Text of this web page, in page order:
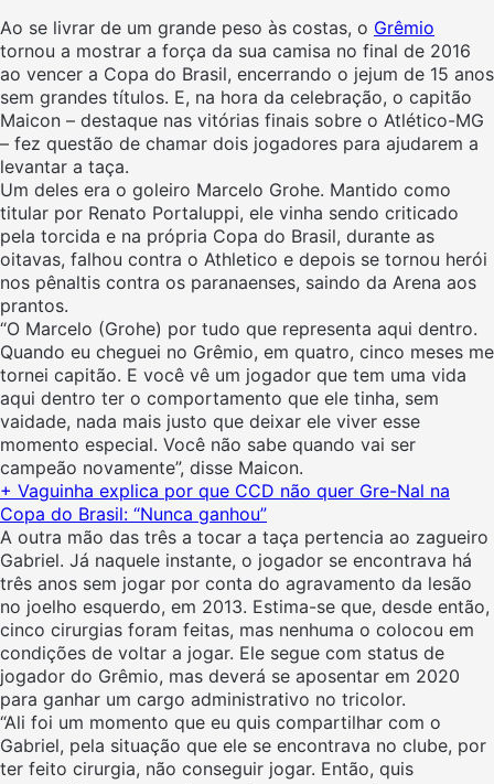
Ao se livrar de um grande peso às costas, o Grêmio
tornou a mostrar a força da sua camisa no final de 2016
ao vencer a Copa do Brasil, encerrando o jejum de 15 anos
sem grandes títulos. E, na hora da celebração, o capitão
Maicon – destaque nas vitórias finais sobre o Atlético-MG
– fez questão de chamar dois jogadores para ajudarem a
levantar a taça.
Um deles era o goleiro Marcelo Grohe. Mantido como
titular por Renato Portaluppi, ele vinha sendo criticado
pela torcida e na própria Copa do Brasil, durante as
oitavas, falhou contra o Athletico e depois se tornou herói
nos pênaltis contra os paranaenses, saindo da Arena aos
prantos.
“O Marcelo (Grohe) por tudo que representa aqui dentro.
Quando eu cheguei no Grêmio, em quatro, cinco meses me
tornei capitão. E você vê um jogador que tem uma vida
aqui dentro ter o comportamento que ele tinha, sem
vaidade, nada mais justo que deixar ele viver esse
momento especial. Você não sabe quando vai ser
campeão novamente”, disse Maicon.
+ Vaguinha explica por que CCD não quer Gre-Nal na
Copa do Brasil: “Nunca ganhou”
A outra mão das três a tocar a taça pertencia ao zagueiro
Gabriel. Já naquele instante, o jogador se encontrava há
três anos sem jogar por conta do agravamento da lesão
no joelho esquerdo, em 2013. Estima-se que, desde então,
cinco cirurgias foram feitas, mas nenhuma o colocou em
condições de voltar a jogar. Ele segue com status de
jogador do Grêmio, mas deverá se aposentar em 2020
para ganhar um cargo administrativo no tricolor.
“Ali foi um momento que eu quis compartilhar com o
Gabriel, pela situação que ele se encontrava no clube, por
ter feito cirurgia, não conseguir jogar. Então, quis